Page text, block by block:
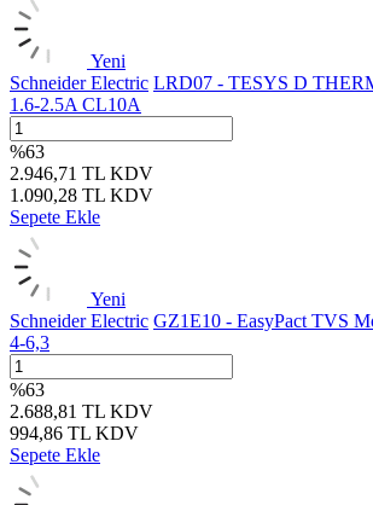
Yeni
Schneider Electric LRD07 - TESYS D
1.6-2.5A CL10A
%63
2.946,71 TL KDV
1.090,28 TL KDV
Sepete Ekle
Yeni
Schneider Electric GZ1E10 - EasyPact TVS
4-6,3
%63
2.688,81 TL KDV
994,86 TL KDV
Sepete Ekle